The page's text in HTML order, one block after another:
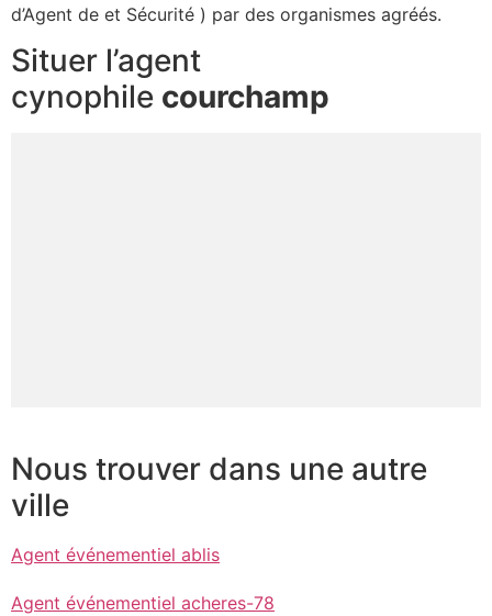
d’Agent de et Sécurité ) par des organismes agréés.
Situer l’agent
cynophile courchamp
Nous trouver dans une autre
ville
Agent événementiel ablis
Agent événementiel acheres-78